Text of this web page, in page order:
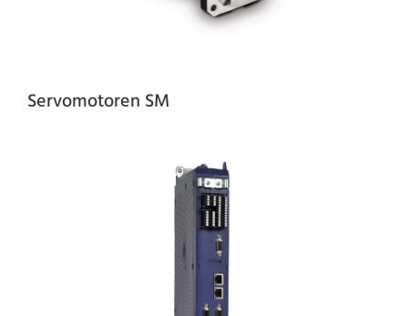
Servomotoren SM